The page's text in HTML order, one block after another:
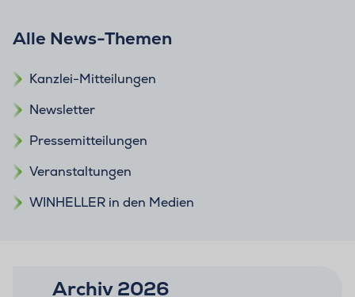
Alle News-Themen
Kanzlei-Mitteilungen
Newsletter
Pressemitteilungen
Veranstaltungen
WINHELLER in den Medien
Archiv 2026